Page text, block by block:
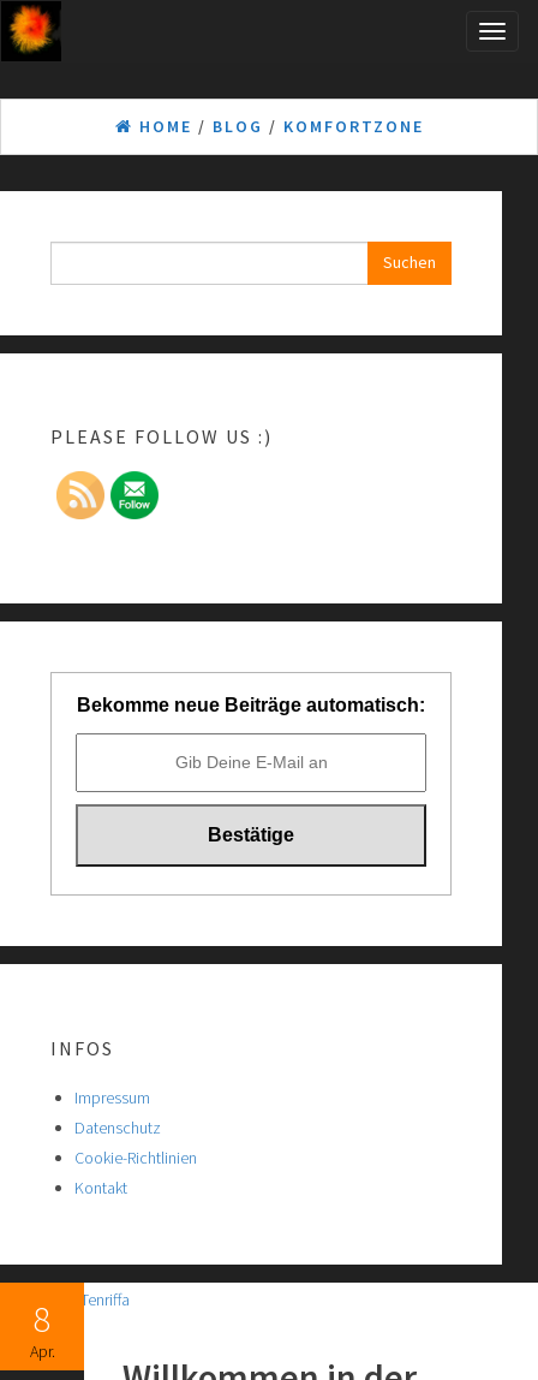
Skip
to
content
Toggle
HOME / BLOG / KOMFORTZONE
nach:
PLEASE FOLLOW US :)
Bekomme neue Beiträge automatisch:
INFOS
Impressum
Datenschutz
Cookie-Richtlinien
Kontakt
8
Apr.